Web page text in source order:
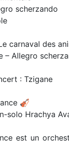
scherzando
carnaval des
– Allegro
: Tzigane
🎻
solo Hrachya
est un